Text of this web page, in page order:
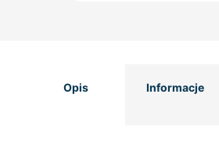
Opis Informacje